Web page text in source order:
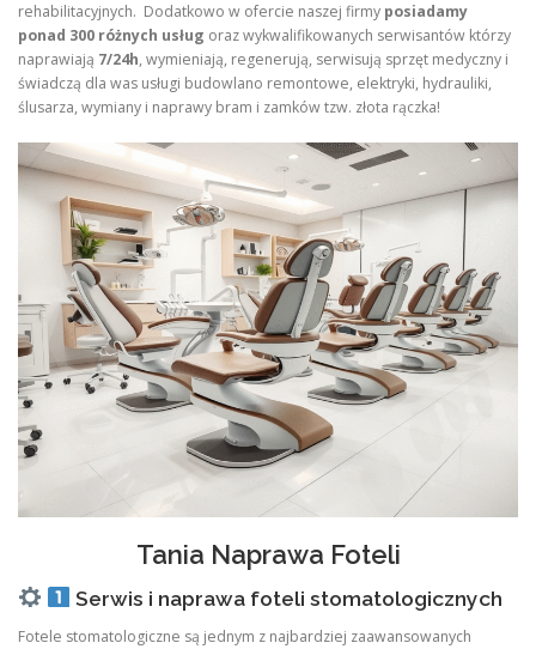
rehabilitacyjnych. Dodatkowo w ofercie naszej firmy posiadamy
ponad 300 różnych usług oraz wykwalifikowanych serwisantów którzy
naprawiają 7/24h, wymieniają, regenerują, serwisują sprzęt medyczny i
świadczą dla was usługi budowlano remontowe, elektryki, hydrauliki,
ślusarza, wymiany i naprawy bram i zamków tzw. złota rączka!
Tania Naprawa Foteli
Serwis i naprawa foteli stomatologicznych
Fotele stomatologiczne są jednym z najbardziej zaawansowanych